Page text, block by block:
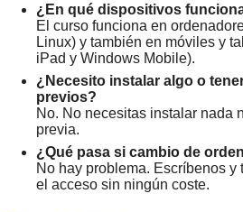
¿En qué dispositivos
El curso funciona en
Linux) y también en móviles y
iPad y Windows Mobile).
¿Necesito instalar algo o
previos?
No. No necesitas instalar nada
previa.
¿Qué pasa si cambio de
No hay problema. Escríbenos
el acceso sin ningún coste.